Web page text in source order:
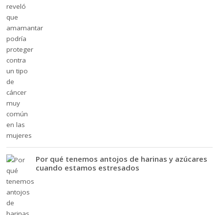
Por qué tenemos antojos de harinas y azúcares
cuando estamos estresados